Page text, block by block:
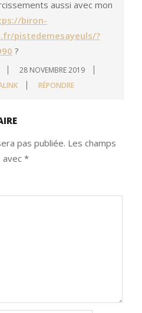
aussi avec mon
biron-
pistedemesayeuls/?
?
28 NOVEMBRE 2019
RÉPONDRE
pas publiée. Les champs
avec *